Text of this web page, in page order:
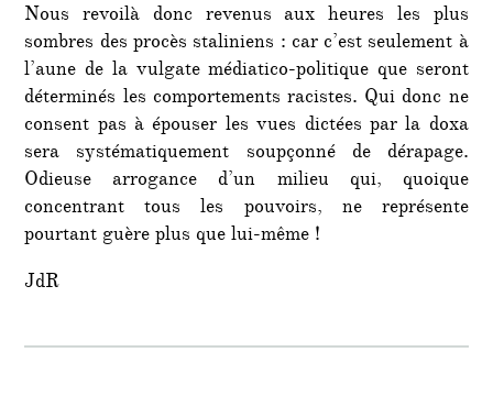
Nous revoilà donc revenus aux heures les plus
sombres des procès staliniens : car c’est seulement à
l’aune de la vulgate médiatico-politique que seront
déterminés les comportements racistes. Qui donc ne
consent pas à épouser les vues dictées par la doxa
sera systématiquement soupçonné de dérapage.
Odieuse arrogance d’un milieu qui, quoique
concentrant tous les pouvoirs, ne représente
pourtant guère plus que lui-même !
JdR